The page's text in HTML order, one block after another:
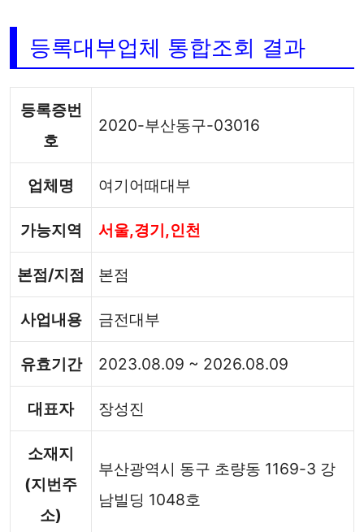
등록대부업체 통합조회 결과
등록증번
호
2020-부산동구-03016
업체명 여기어때대부
가능지역 서울,경기,인천
본점/지점 본점
사업내용 금전대부
유효기간 2023.08.09 ~ 2026.08.09
대표자 장성진
소재지
(지번주
소)
부산광역시 동구 초량동 1169-3 강
남빌딩 1048호